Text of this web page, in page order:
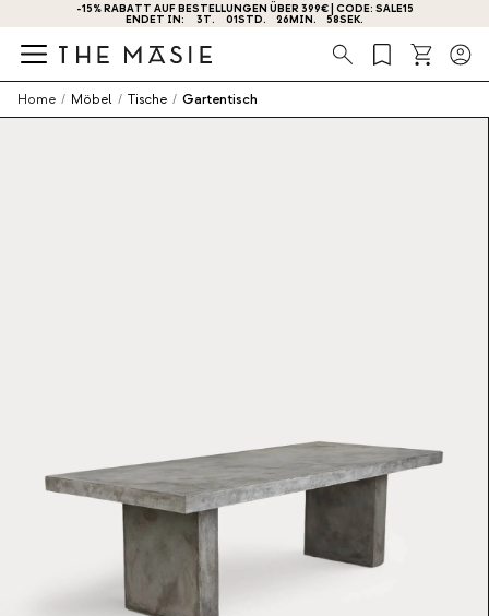
-15% RABATT AUF BESTELLUNGEN ÜBER 399€ | CODE: SALE15
ENDET IN: 3T. 01STD. 26MIN. 58SEK.
Suche
Home / Möbel / Tische / Gartentisch